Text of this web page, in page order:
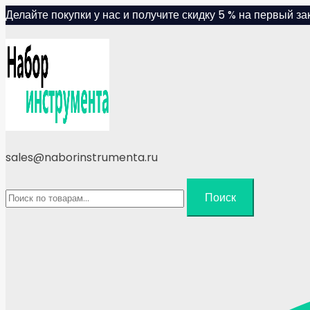
Skip
content
Делайте покупки у нас и получите скидку 5 % на первый
sales@naborinstrumenta.ru
Искать:
Поиск